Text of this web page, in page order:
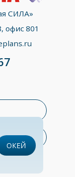
СИЛА»
офис 801
ОКЕЙ